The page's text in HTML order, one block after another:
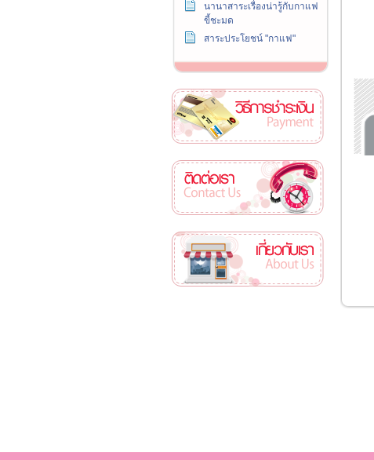
นานาสาระเรื่องน่ารู้กับกาแฟ
ขี้ชะมด
สาระประโยชน์ "กาแฟ"